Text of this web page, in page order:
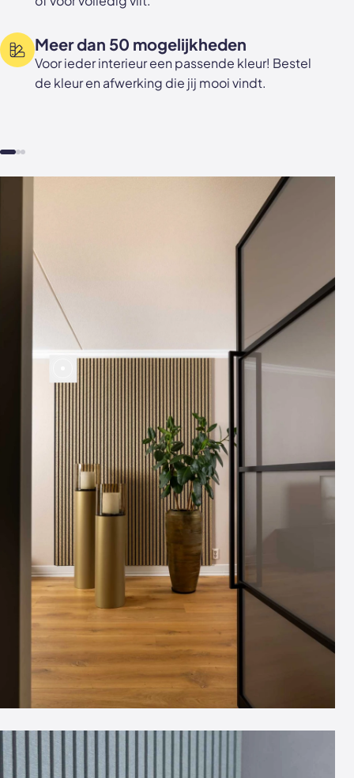
Meer dan 50 mogelijkheden
Voor ieder interieur een passende kleur! Bestel
de kleur en afwerking die jij mooi vindt.